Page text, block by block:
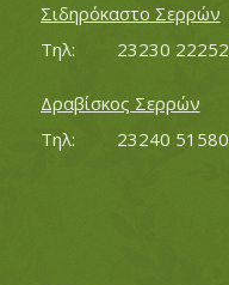
Σιδηρόκαστο Σερρών
Τηλ:		23230 22252
Δραβίσκος Σερρών
Τηλ:		23240 51580